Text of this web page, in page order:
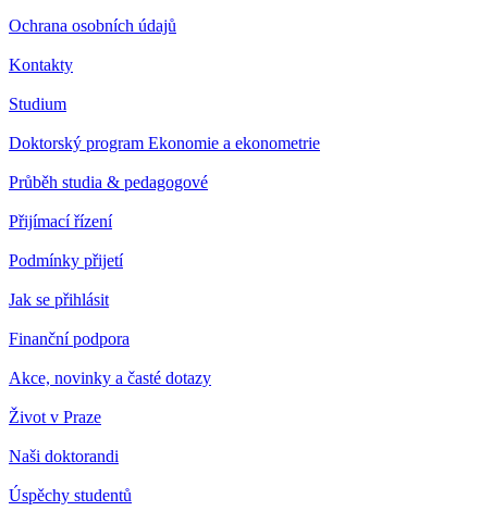
Ochrana osobních údajů
Kontakty
Studium
Doktorský program Ekonomie a ekonometrie
Průběh studia & pedagogové
Přijímací řízení
Podmínky přijetí
Jak se přihlásit
Finanční podpora
Akce, novinky a časté dotazy
Život v Praze
Naši doktorandi
Úspěchy studentů